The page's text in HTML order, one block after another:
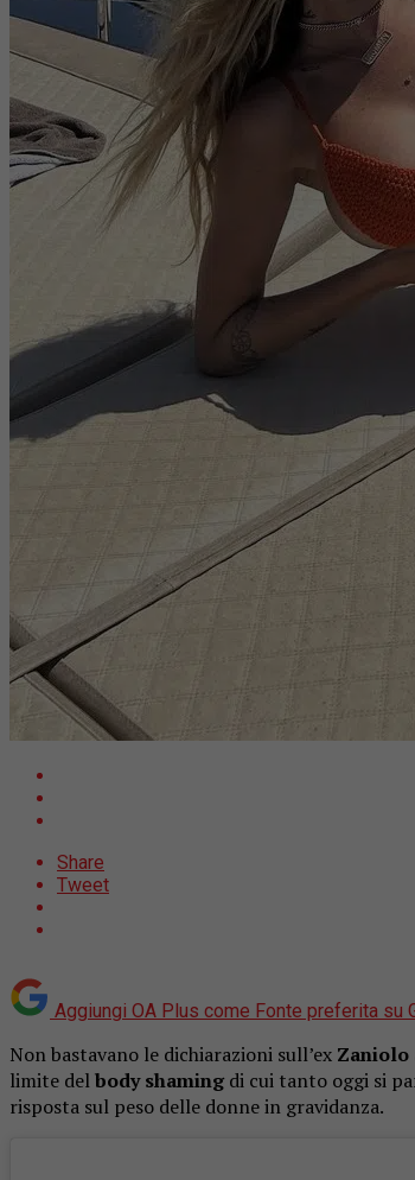
Share
Tweet
Aggiungi OA Plus come Fonte preferita su
Non bastavano le dichiarazioni sull’ex Zaniolo
limite delbody shamingdi cui tanto oggi si
risposta sul peso delle donne in gravidanza.